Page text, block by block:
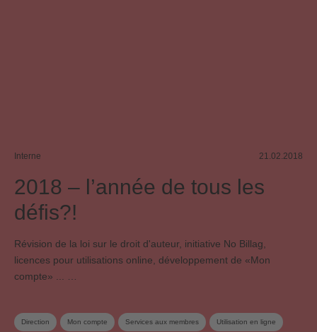
Interne 21.02.2018
2018 – l’année de tous les
défis?!
Révision de la loi sur le droit d'auteur, initiative No Billag,
licences pour utilisations online, développement de «Mon
compte» ... …
Direction Mon compte Services aux membres Utilisation en ligne